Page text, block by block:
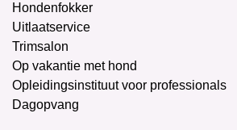
Hondenfokker
Uitlaatservice
Trimsalon
Op vakantie met hond
Opleidingsinstituut voor professionals
Dagopvang